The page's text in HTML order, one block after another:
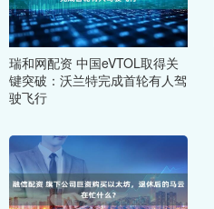
瑞和网配资 中国eVTOL取得关
键突破：沃兰特完成首轮有人驾
驶飞行